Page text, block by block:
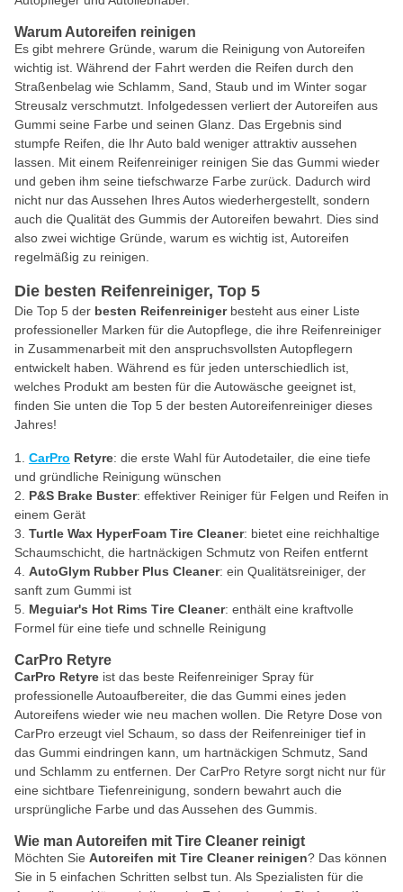
Warum Autoreifen reinigen
Es gibt mehrere Gründe, warum die Reinigung von Autoreifen
wichtig ist. Während der Fahrt werden die Reifen durch den
Straßenbelag wie Schlamm, Sand, Staub und im Winter sogar
Streusalz verschmutzt. Infolgedessen verliert der Autoreifen aus
Gummi seine Farbe und seinen Glanz. Das Ergebnis sind
stumpfe Reifen, die Ihr Auto bald weniger attraktiv aussehen
lassen. Mit einem Reifenreiniger reinigen Sie das Gummi wieder
und geben ihm seine tiefschwarze Farbe zurück. Dadurch wird
nicht nur das Aussehen Ihres Autos wiederhergestellt, sondern
auch die Qualität des Gummis der Autoreifen bewahrt. Dies sind
also zwei wichtige Gründe, warum es wichtig ist, Autoreifen
regelmäßig zu reinigen.
Die besten Reifenreiniger, Top 5
Die Top 5 der besten Reifenreinigerbesteht aus einer Liste
professioneller Marken für die Autopflege, die ihre Reifenreiniger
in Zusammenarbeit mit den anspruchsvollsten Autopflegern
entwickelt haben. Während es für jeden unterschiedlich ist,
welches Produkt am besten für die Autowäsche geeignet ist,
finden Sie unten die Top 5 der besten Autoreifenreiniger dieses
Jahres!
CarPro Retyre: die erste Wahl für Autodetailer, die eine tiefe
und gründliche Reinigung wünschen
P&S Brake Buster: effektiver Reiniger für Felgen und Reifen in
einem Gerät
Turtle Wax HyperFoam Tire Cleaner: bietet eine reichhaltige
Schaumschicht, die hartnäckigen Schmutz von Reifen entfernt
AutoGlym Rubber Plus Cleaner: ein Qualitätsreiniger, der
sanft zum Gummi ist
Meguiar's Hot Rims Tire Cleaner: enthält eine kraftvolle
Formel für eine tiefe und schnelle Reinigung
CarPro Retyre
CarPro Retyre ist das beste Reifenreiniger Spray für
professionelle Autoaufbereiter, die das Gummi eines jeden
Autoreifens wieder wie neu machen wollen. Die Retyre Dose von
CarPro erzeugt viel Schaum, so dass der Reifenreiniger tief in
das Gummi eindringen kann, um hartnäckigen Schmutz, Sand
und Schlamm zu entfernen. Der CarPro Retyre sorgt nicht nur für
eine sichtbare Tiefenreinigung, sondern bewahrt auch die
ursprüngliche Farbe und das Aussehen des Gummis.
Wie man Autoreifen mit Tire Cleaner reinigt
Möchten Sie Autoreifen mit Tire Cleaner reinigen? Das können
Sie in 5 einfachen Schritten selbst tun. Als Spezialisten für die